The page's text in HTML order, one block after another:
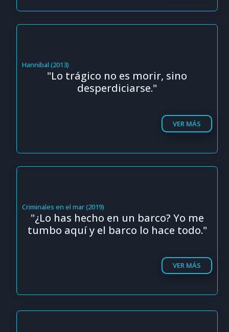
Hannibal (2013)
"Lo trágico no es morir, sino
desperdiciarse."
VER MÁS
Criminales en el mar (2019)
"¿Lo has hecho en un barco? Yo me
tumbo aquí y el barco lo hace todo."
VER MÁS